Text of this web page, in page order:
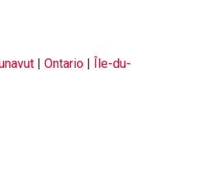
| Ontario | Île-du-